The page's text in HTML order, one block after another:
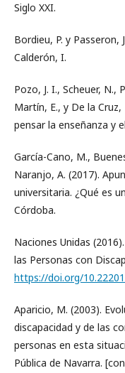
Siglo XXI.
Bordieu, P. y Passeron,
Calderón, I.
Pozo, J. I., Scheuer, N.,
Martín, E., y De la
pensar la enseñanza y
García-Cano, M.,
Naranjo, A. (2017).
universitaria. ¿Qué es
Córdoba.
Naciones Unidas
las Personas con
https://doi.org/
Aparicio, M. (2003).
discapacidad y de las
personas en esta
Pública de Navarra.